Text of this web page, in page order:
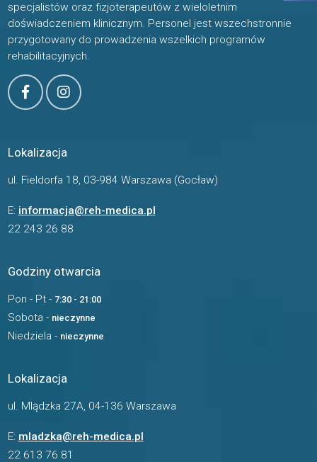
specjalistów oraz fizjoterapeutów z wieloletnim
doświadczeniem klinicznym. Personel jest wszechstronnie
przygotowany do prowadzenia wszelkich programów
rehabilitacyjnych.
Lokalizacja
ul. Fieldorfa 18, 03-984 Warszawa (Gocław)
E: informacja@reh-medica.pl
22 243 26 88
Godziny otwarcia
Pon - Pt - 7:30 - 21:00
Sobota - nieczynne
Niedziela - nieczynne
Lokalizacja
ul. Mlądzka 27A, 04-136 Warszawa
E: mladzka@reh-medica.pl
22 613 76 81